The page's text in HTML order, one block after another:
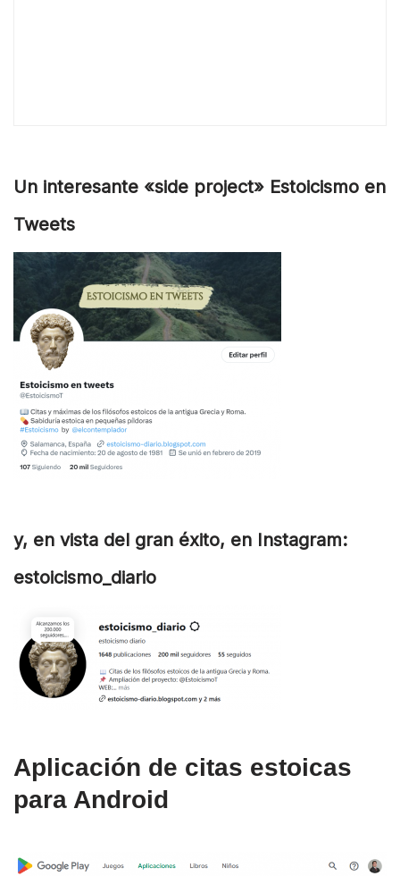
Un interesante «side project» Estoicismo en
Tweets
y, en vista del gran éxito, en Instagram:
estoicismo_diario
Aplicación de citas estoicas
para Android